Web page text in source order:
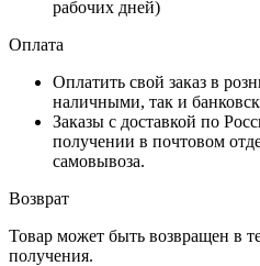
рабочих дней)
Оплата
Оплатить свой заказ в
наличными, так и
Заказы с доставкой по
получении в почтовом
самовывоза.
Возврат
Товар может быть возвращен в
получения.